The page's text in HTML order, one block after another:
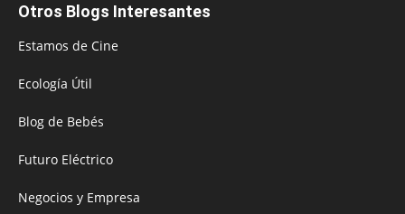
Otros Blogs Interesantes
Estamos de Cine
Ecología Útil
Blog de Bebés
Futuro Eléctrico
Negocios y Empresa